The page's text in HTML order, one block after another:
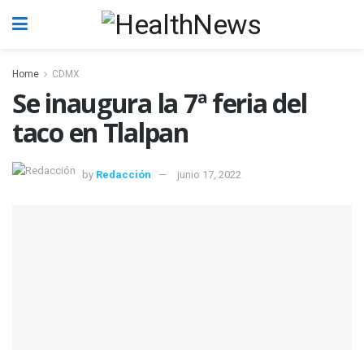
Home CDMX
Se inaugura la 7ª feria del
taco en Tlalpan
by Redacción junio 17, 2022